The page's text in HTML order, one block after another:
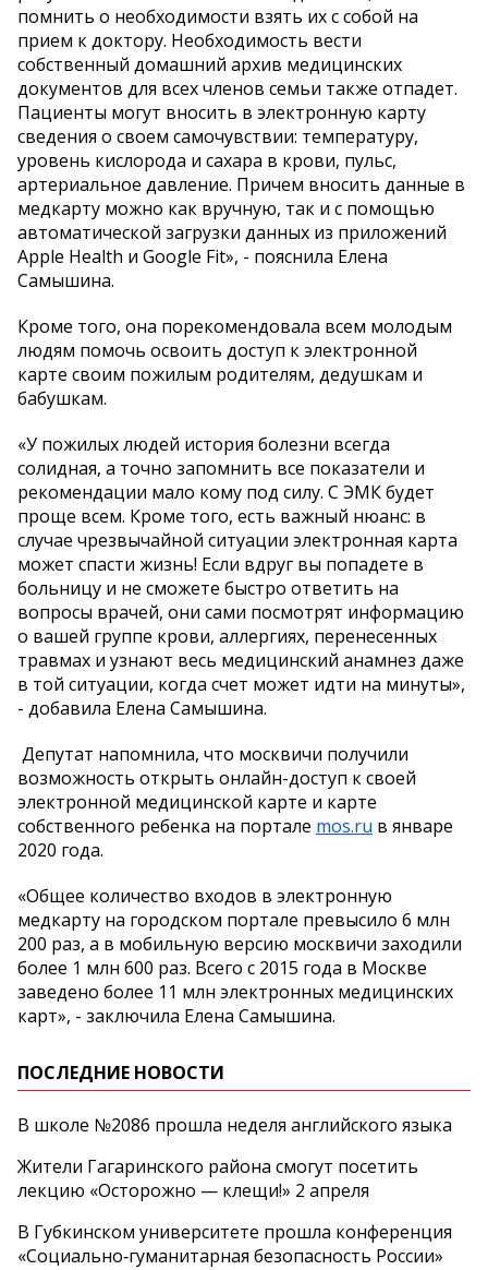
помнить о необходимости взять их с собой на
прием к доктору. Необходимость вести
собственный домашний архив медицинских
документов для всех членов семьи также отпадет.
Пациенты могут вносить в электронную карту
сведения о своем самочувствии: температуру,
уровень кислорода и сахара в крови, пульс,
артериальное давление. Причем вносить данные в
медкарту можно как вручную, так и с помощью
автоматической загрузки данных из приложений
Apple Health и Google Fit», - пояснила Елена
Самышина.
Кроме того, она порекомендовала всем молодым
людям помочь освоить доступ к электронной
карте своим пожилым родителям, дедушкам и
бабушкам.
«У пожилых людей история болезни всегда
солидная, а точно запомнить все показатели и
рекомендации мало кому под силу. С ЭМК будет
проще всем. Кроме того, есть важный нюанс: в
случае чрезвычайной ситуации электронная карта
может спасти жизнь! Если вдруг вы попадете в
больницу и не сможете быстро ответить на
вопросы врачей, они сами посмотрят информацию
о вашей группе крови, аллергиях, перенесенных
травмах и узнают весь медицинский анамнез даже
в той ситуации, когда счет может идти на минуты»,
- добавила Елена Самышина.
Депутат напомнила, что москвичи получили
возможность открыть онлайн-доступ к своей
электронной медицинской карте и карте
собственного ребенка на портале mos.ru в январе
2020 года.
«Общее количество входов в электронную
медкарту на городском портале превысило 6 млн
200 раз, а в мобильную версию москвичи заходили
более 1 млн 600 раз. Всего с 2015 года в Москве
заведено более 11 млн электронных медицинских
карт», - заключила Елена Самышина.
ПОСЛЕДНИЕ НОВОСТИ
В школе №2086 прошла неделя английского языка
Жители Гагаринского района смогут посетить
лекцию «Осторожно — клещи!» 2 апреля
В Губкинском университете прошла конференция
«Социально‑гуманитарная безопасность России»